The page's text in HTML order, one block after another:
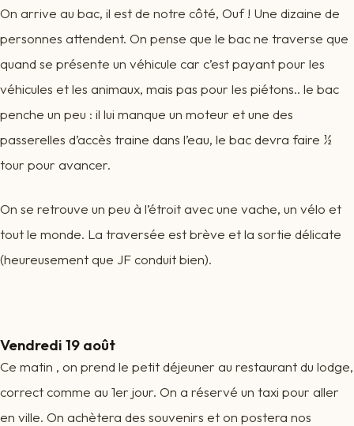
On arrive au bac, il est de notre côté, Ouf ! Une dizaine de
personnes attendent. On pense que le bac ne traverse que
quand se présente un véhicule car c’est payant pour les
véhicules et les animaux, mais pas pour les piétons.. le bac
penche un peu : il lui manque un moteur et une des
passerelles d’accès traine dans l’eau, le bac devra faire ½
tour pour avancer.
On se retrouve un peu à l’étroit avec une vache, un vélo et
tout le monde. La traversée est brève et la sortie délicate
(heureusement que JF conduit bien).
Vendredi 19 août
Ce matin , on prend le petit déjeuner au restaurant du lodge,
correct comme au 1er jour. On a réservé un taxi pour aller
en ville. On achètera des souvenirs et on postera nos